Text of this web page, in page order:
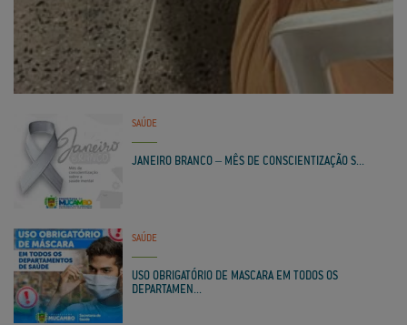
SAÚDE
JANEIRO BRANCO – MÊS DE CONSCIENTIZAÇÃO S...
SAÚDE
USO OBRIGATÓRIO DE MASCARA EM TODOS OS
DEPARTAMEN...